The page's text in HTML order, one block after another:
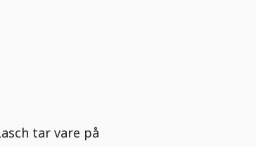
tar vare på